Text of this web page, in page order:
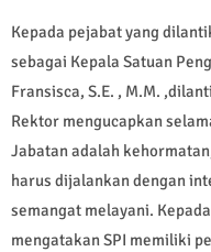
Kepada pejabat yang
sebagai Kepala Satuan
Fransisca, S.E. , M.M.
Rektor mengucapkan
Jabatan adalah
harus dijalankan dengan
semangat melayani.
mengatakan SPI memiliki